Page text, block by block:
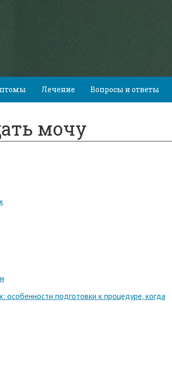
Лечение Вопросы и ответы
мочу
особенности подготовки к процедуре, когда